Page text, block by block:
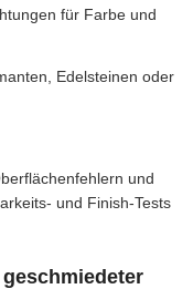
für Farbe und
Edelsteinen oder
und
und Finish-Tests